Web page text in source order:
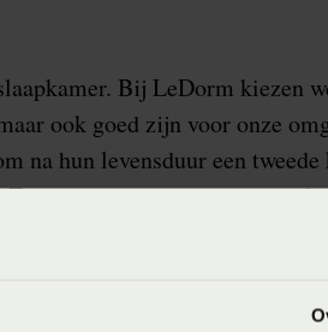
Bij LeDorm kiezen
ook goed zijn voor onze
na hun levensduur een tweede
dragen we bij aan een